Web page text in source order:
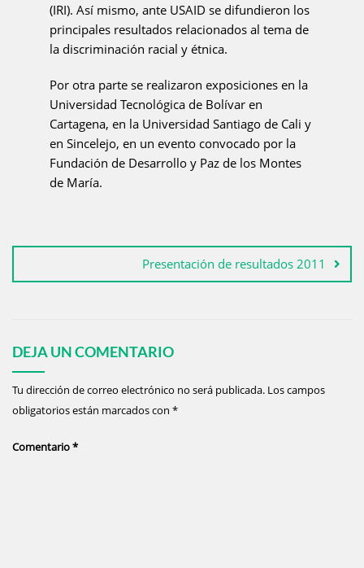
(IRI). Así mismo, ante USAID se difundieron los
principales resultados relacionados al tema de
la discriminación racial y étnica.
Por otra parte se realizaron exposiciones en la
Universidad Tecnológica de Bolívar en
Cartagena, en la Universidad Santiago de Cali y
en Sincelejo, en un evento convocado por la
Fundación de Desarrollo y Paz de los Montes
de María.
Presentación de resultados 2011
DEJA UN COMENTARIO
Tu dirección de correo electrónico no será publicada. Los campos
obligatorios están marcados con *
Comentario*